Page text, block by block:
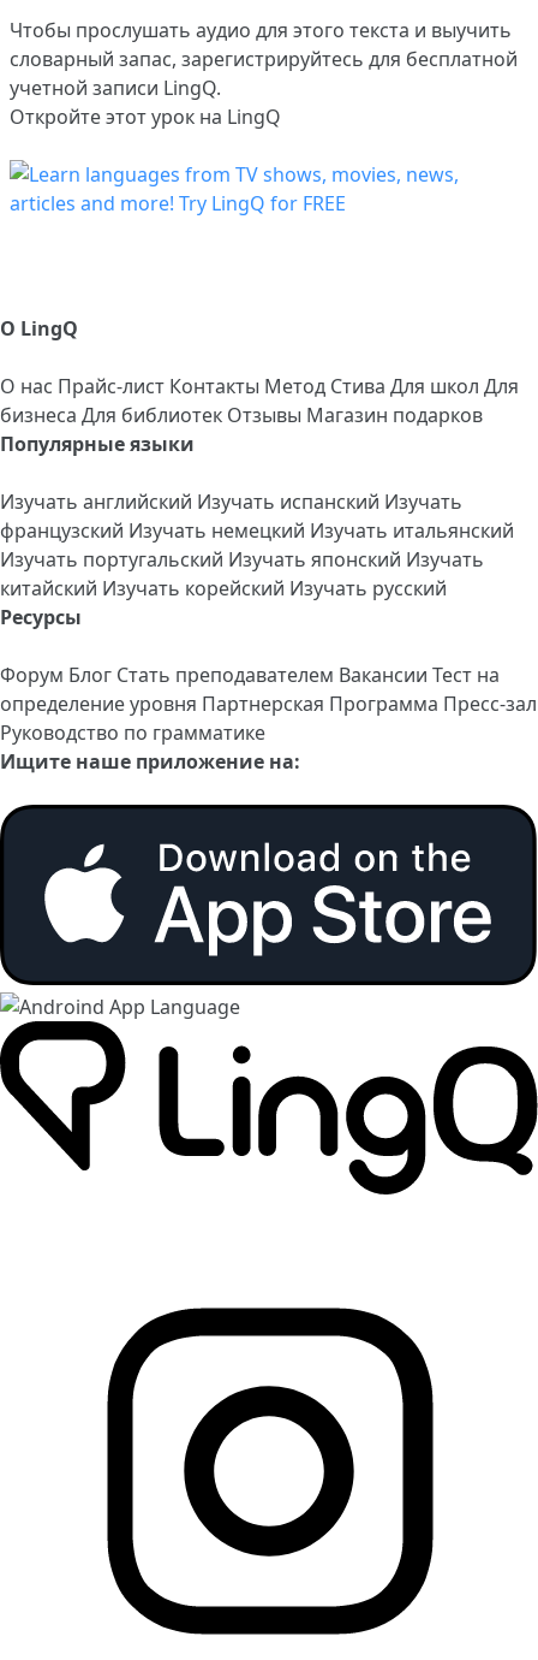
Чтобы прослушать аудио для этого текста и выучить
словарный запас, зарегистрируйтесь для бесплатной
учетной записи LingQ.
Откройте этот урок на LingQ
О LingQ
О нас Прайс-лист Контакты Метод Стива Для школ Для
бизнеса Для библиотек Отзывы Магазин подарков
Популярные языки
Изучать английский Изучать испанский Изучать
французский Изучать немецкий Изучать итальянский
Изучать португальский Изучать японский Изучать
китайский Изучать корейский Изучать русский
Ресурсы
Форум Блог Стать преподавателем Вакансии Тест на
определение уровня Партнерская Программа Пресс-зал
Руководство по грамматике
Ищите наше приложение на: